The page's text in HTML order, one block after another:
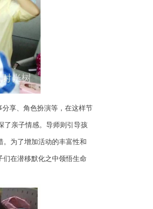
享、角色扮演等，在这样节
了亲子情感。导师则引导孩
为了增加活动的丰富性和
们在潜移默化之中领悟生命